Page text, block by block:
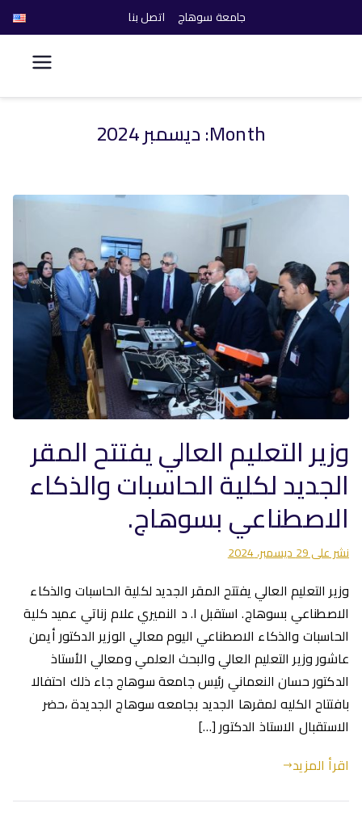
جامعة سوهاج اتصل بنا
كلية الحاسبات والذكاء
الاصطناعي
Month: ديسمبر 2024
وزير التعليم العالي يفتتح المقر
الجديد لكلية الحاسبات والذكاء
الاصطناعي بسوهاج.
نشر على29 ديسمبر، 2024
وزير التعليم العالي يفتتح المقر الجديد لكلية الحاسبات والذكاء
الاصطناعي بسوهاج. استقبل ا. د النميري علام زناتي عميد كلية
الحاسبات والذكاء الاصطناعي اليوم معالي الوزير الدكتور أيمن
عاشور وزير التعليم العالي والبحث العلمي ومعالي الأستاذ
الدكتور حسان النعماني رئيس جامعة سوهاج جاء ذلك احتفالا
بافتتاح الكليه لمقرها الجديد بجامعه سوهاج الجديدة ،حضر
الاستقبال الاستاذ الدكتور […]
اقرأ المزيد